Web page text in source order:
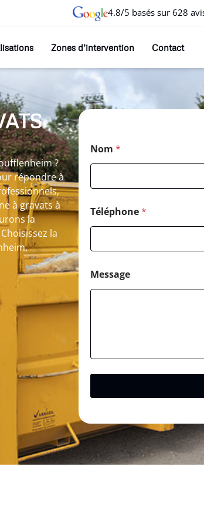
4.8/5 basés sur 628
Zones d’intervention Contact
?
répondre à
à gravats à
la
la
Nom *
Téléphone*
Message